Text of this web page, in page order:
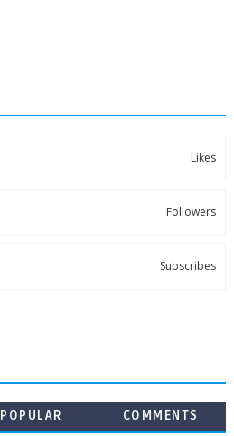
Likes
Followers
Subscribes
POPULAR COMMENTS